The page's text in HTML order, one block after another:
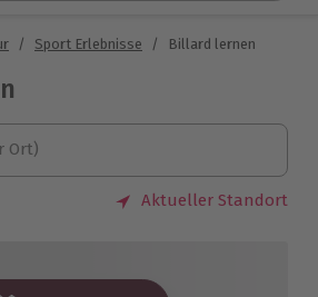
/ Sport Erlebnisse / Billard lernen
Ort)
Aktueller Standort